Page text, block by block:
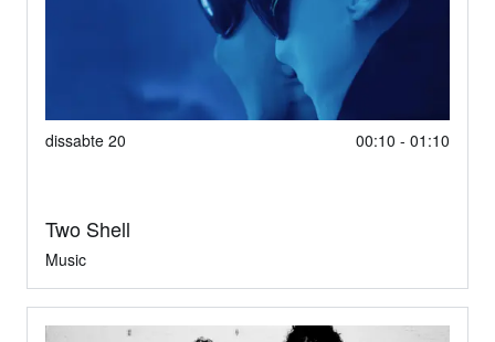
dissabte 20 00:10 - 01:10
Two Shell
Music